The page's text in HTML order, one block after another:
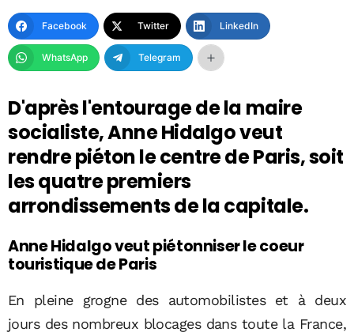
Facebook Twitter LinkedIn
WhatsApp Telegram
D'après l'entourage de la maire
socialiste, Anne Hidalgo veut
rendre piéton le centre de Paris, soit
les quatre premiers
arrondissements de la capitale.
Anne Hidalgo veut piétonniser le coeur
touristique de Paris
En pleine grogne des automobilistes et à deux
jours des nombreux blocages dans toute la France,